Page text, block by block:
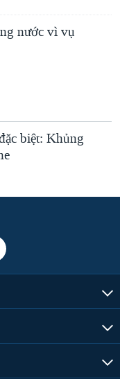
nước vì vụ
biệt: Khủng